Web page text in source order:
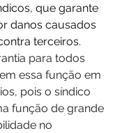
que garante
danos causados
terceiros.
para todos
essa função em
pois o síndico
função de grande
no